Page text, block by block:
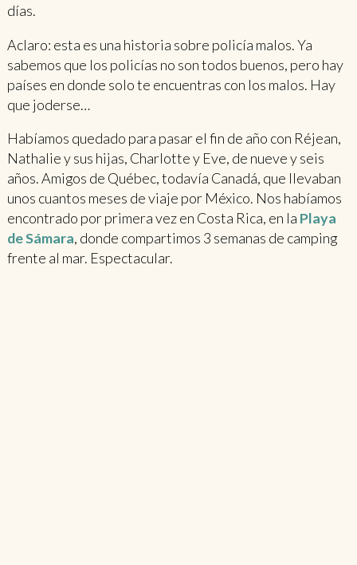
días.
Aclaro: esta es una historia sobre policía malos. Ya
sabemos que los policías no son todos buenos, pero hay
países en donde solo te encuentras con los malos. Hay
que joderse…
Habíamos quedado para pasar el fin de año con Réjean,
Nathalie y sus hijas, Charlotte y Eve, de nueve y seis
años. Amigos de Québec, todavía Canadá, que llevaban
unos cuantos meses de viaje por México. Nos habíamos
encontrado por primera vez en Costa Rica, en la Playa
de Sámara, donde compartimos 3 semanas de camping
frente al mar. Espectacular.